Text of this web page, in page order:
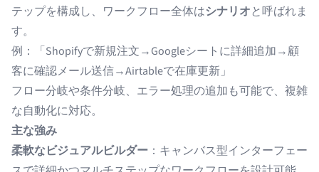
テップを構成し、ワークフロー全体はシナリオと呼ばれま
す。
例：「Shopifyで新規注文→Googleシートに詳細追加→顧
客に確認メール送信→Airtableで在庫更新」
フロー分岐や条件分岐、エラー処理の追加も可能で、複雑
な自動化に対応。
主な強み
柔軟なビジュアルビルダー ：キャンバス型インターフェー